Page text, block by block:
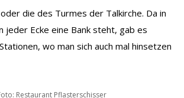
die des Turmes der Talkirche. Da in
jeder Ecke eine Bank steht, gab es
wo man sich auch mal hinsetzen
Restaurant Pflasterschisser